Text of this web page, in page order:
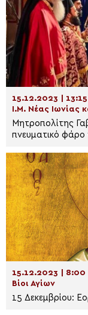
15.12.2023 | 13:15
Ι.Μ. Νέας Ιωνίας
Μητροπολίτης
πνευματικό φάρο
15.12.2023 | 8:00
Βίοι Αγίων
15 Δεκεμβρίου: